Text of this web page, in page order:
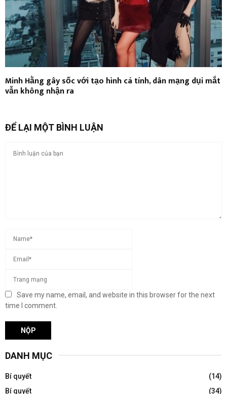
Minh Hằng gây sốc với tạo hình cá tính, dân mạng dụi mắt
vẫn không nhận ra
ĐỂ LẠI MỘT BÌNH LUẬN
Save my name, email, and website in this browser for the next
time I comment.
DANH MỤC
Bí quyết
(14)
Bí quyết
(34)